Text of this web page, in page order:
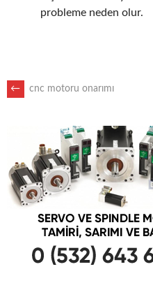
probleme neden olur.
POST
← cnc motoru onarımı